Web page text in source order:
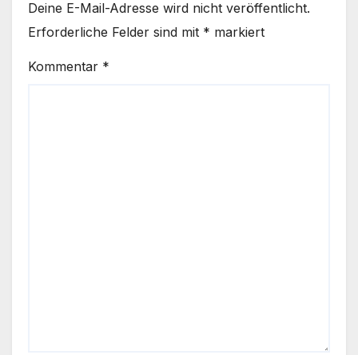
Deine E-Mail-Adresse wird nicht veröffentlicht.
Erforderliche Felder sind mit * markiert
Kommentar *